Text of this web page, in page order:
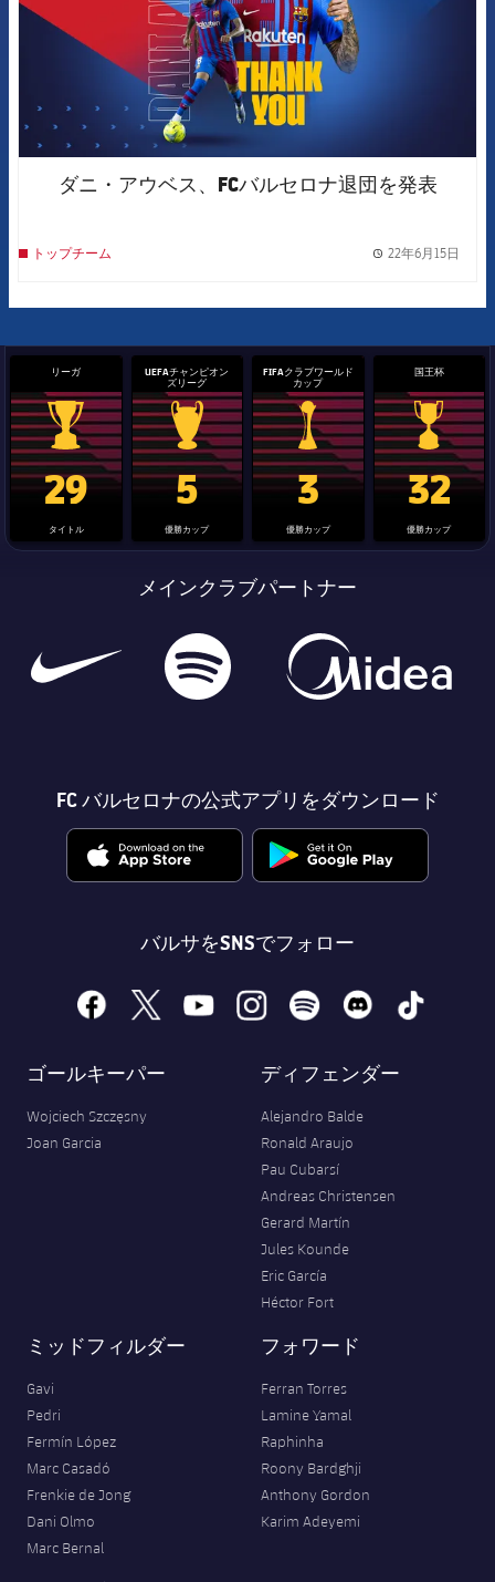
ダニ・アウベス、FCバルセロナ退団を発表
トップチーム 22年6月15日
リーガ
La Liga trophy
29
タイトル
UEFAチャンピオン
ズリーグ
Champions League trophy
5
優勝カップ
FIFAクラブワールド
カップ
label.aria.clubworldcup
3
優勝カップ
国王杯
国王杯
32
優勝カップ
メインクラブパートナー
FC バルセロナの公式アプリをダウンロード
バルサをSNSでフォロー
facebook
x youtubeinstagramspotify discord tiktok
ゴールキーパー
Wojciech Szczęsny
Joan Garcia
ディフェンダー
Alejandro Balde
Ronald Araujo
Pau Cubarsí
Andreas Christensen
Gerard Martín
Jules Kounde
Eric García
Héctor Fort
ミッドフィルダー
Gavi
Pedri
Fermín López
Marc Casadó
Frenkie de Jong
Dani Olmo
Marc Bernal
フォワード
Ferran Torres
Lamine Yamal
Raphinha
Roony Bardghji
Anthony Gordon
Karim Adeyemi